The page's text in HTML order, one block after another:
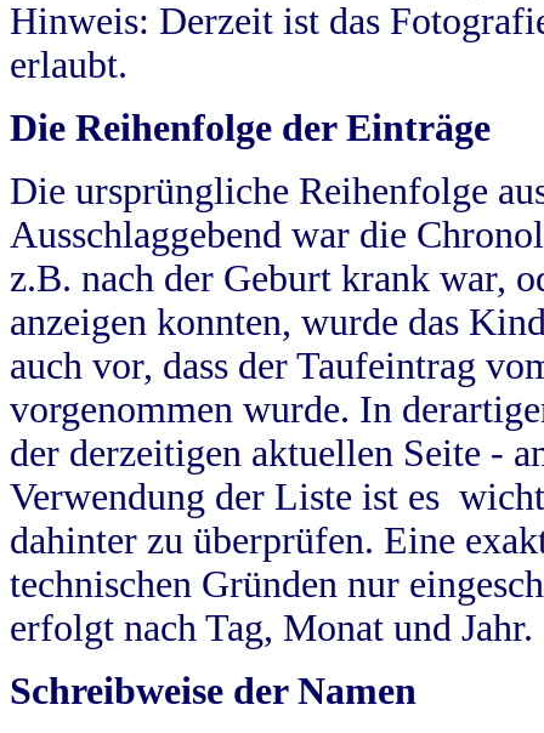
Hinweis: Derzeit ist das
erlaubt.
Die Reihenfolge der Einträge
Die ursprüngliche Reihenfolge
Ausschlaggebend war die
z.B. nach der Geburt krank war,
anzeigen konnten, wurde das
auch vor, dass der Taufeintrag
vorgenommen wurde. In
der derzeitigen aktuellen Seite -
Verwendung der Liste ist es
dahinter zu überprüfen. Eine
technischen Gründen nur
erfolgt nach Tag, Monat und Jahr.
Schreibweise der Namen